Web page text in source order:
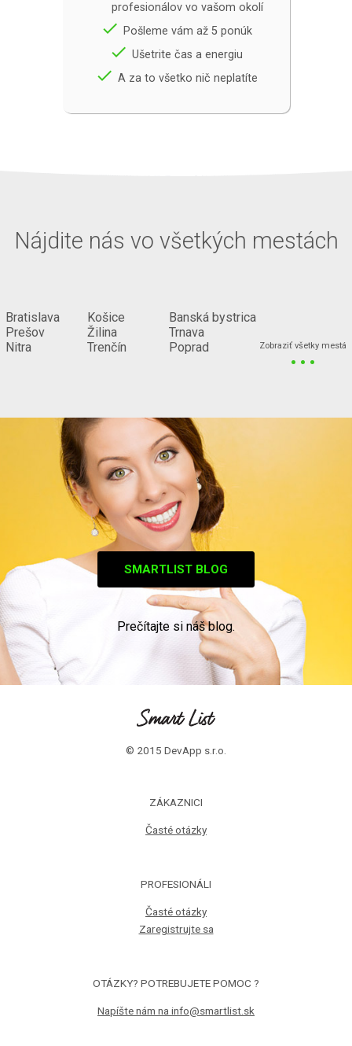
profesionálov vo vašom okolí
done Pošleme vám až 5 ponúk
done Ušetrite čas a energiu
done A za to všetko nič neplatíte
Nájdite nás vo všetkých mestách
Bratislava
Prešov
Nitra
Košice
Žilina
Trenčín
Banská bystrica
Trnava
Poprad
Zobraziť všetky mestá
...
SMARTLIST BLOG
Prečítajte si náš blog.
© 2015 DevApp s.r.o.
ZÁKAZNICI
Časté otázky
PROFESIONÁLI
Časté otázky
Zaregistrujte sa
OTÁZKY? POTREBUJETE POMOC ?
Napíšte nám na info@smartlist.sk